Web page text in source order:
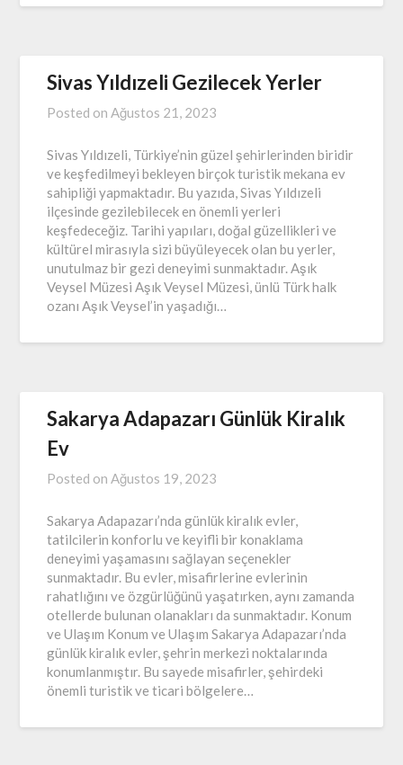
Sivas Yıldızeli Gezilecek Yerler
Posted onAğustos 21, 2023
Sivas Yıldızeli, Türkiye’nin güzel şehirlerinden biridir
ve keşfedilmeyi bekleyen birçok turistik mekana ev
sahipliği yapmaktadır. Bu yazıda, Sivas Yıldızeli
ilçesinde gezilebilecek en önemli yerleri
keşfedeceğiz. Tarihi yapıları, doğal güzellikleri ve
kültürel mirasıyla sizi büyüleyecek olan bu yerler,
unutulmaz bir gezi deneyimi sunmaktadır. Aşık
Veysel Müzesi Aşık Veysel Müzesi, ünlü Türk halk
ozanı Aşık Veysel’in yaşadığı…
Sakarya Adapazarı Günlük Kiralık
Ev
Posted onAğustos 19, 2023
Sakarya Adapazarı’nda günlük kiralık evler,
tatilcilerin konforlu ve keyifli bir konaklama
deneyimi yaşamasını sağlayan seçenekler
sunmaktadır. Bu evler, misafirlerine evlerinin
rahatlığını ve özgürlüğünü yaşatırken, aynı zamanda
otellerde bulunan olanakları da sunmaktadır. Konum
ve Ulaşım Konum ve Ulaşım Sakarya Adapazarı’nda
günlük kiralık evler, şehrin merkezi noktalarında
konumlanmıştır. Bu sayede misafirler, şehirdeki
önemli turistik ve ticari bölgelere…